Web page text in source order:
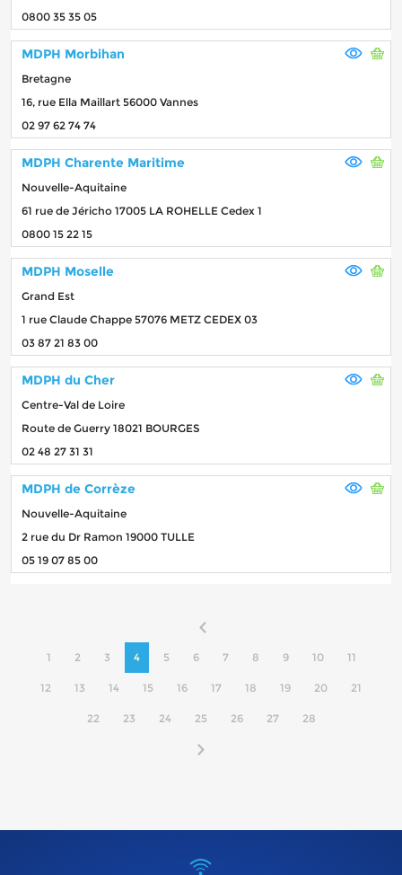
0800 35 35 05
MDPH Morbihan
Bretagne
16, rue Ella Maillart 56000 Vannes
02 97 62 74 74
MDPH Charente Maritime
Nouvelle-Aquitaine
61 rue de Jéricho 17005 LA ROHELLE Cedex 1
0800 15 22 15
MDPH Moselle
Grand Est
1 rue Claude Chappe 57076 METZ CEDEX 03
03 87 21 83 00
MDPH du Cher
Centre-Val de Loire
Route de Guerry 18021 BOURGES
02 48 27 31 31
MDPH de Corrèze
Nouvelle-Aquitaine
2 rue du Dr Ramon 19000 TULLE
05 19 07 85 00
1 2 3 4 5 6 7 8 9 10 11
12 13 14 15 16 17 18 19 20 21
22 23 24 25 26 27 28